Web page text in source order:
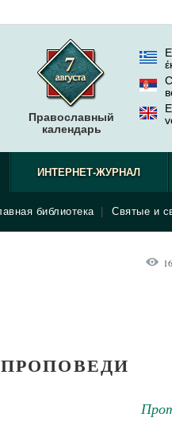
Православный
календарь
библиотека Святые и
ИНТЕРНЕТ-ЖУРНАЛ